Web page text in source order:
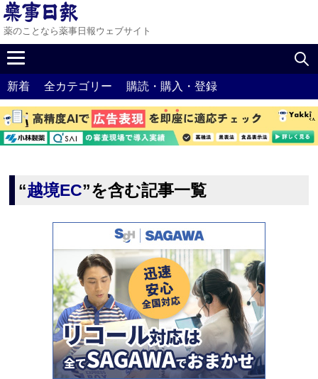
薬のことなら薬事日報ウェブサイト
新着 全カテゴリー 購読・購入・登録
“越境EC”を含む記事一覧